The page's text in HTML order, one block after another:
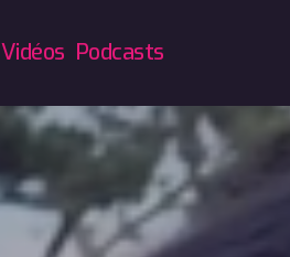
Vidéos Podcasts